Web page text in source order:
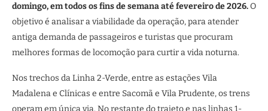
domingo, em todos os fins de semana até fevereiro de 2026.O
objetivo é analisar a viabilidade da operação, para atender
antiga demanda de passageiros e turistas que procuram
melhores formas de locomoção para curtir a vida noturna.
Nos trechos da Linha 2-Verde, entre as estações Vila
Madalena e Clínicas e entre Sacomã e Vila Prudente, os trens